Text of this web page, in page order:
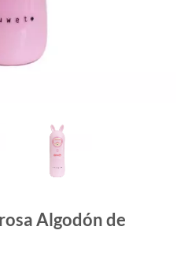
Algodón de